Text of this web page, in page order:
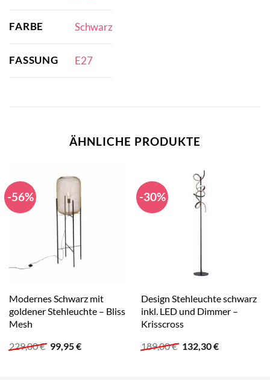
FARBE Schwarz
FASSUNG E27
ÄHNLICHE PRODUKTE
-56%
Modernes Schwarz mit
goldener Stehleuchte – Bliss
Mesh
229,00€ Ursprünglicher
99,95€Aktueller
-30%
Design Stehleuchte schwarz
inkl. LED und Dimmer –
Krisscross
189,00€ Ursprünglicher
132,30€Aktueller